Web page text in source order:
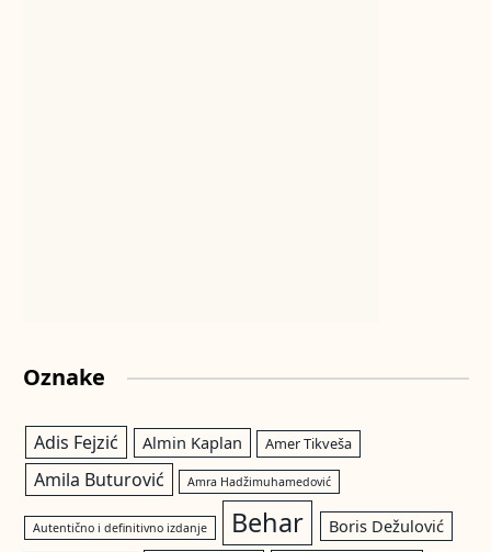
Oznake
Adis Fejzić Almin Kaplan Amer Tikveša
Amila Buturović Amra Hadžimuhamedović
Autentično i definitivno izdanje Behar Boris Dežulović